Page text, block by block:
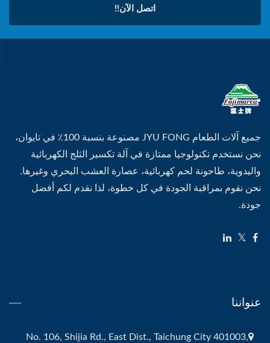
اتصل الآن!!
جميع آلات الطعام JYU FONG مصنوعة بنسبة 100٪ في تايوان،
نحن نستخدم تكنولوجيا ممتازة في آلة تكسير الثلج الكهربائية
واليدوية، طاحونة لحم كهربائية، عصارة العشب البحري وغيرها.
نحن نقوم بمراقبة الجودة في كل خطوة، لذا نقدم لكم أفضل
جودة.
عنواننا
No. 106, Shijia Rd., East Dist., Taichung City 401003,